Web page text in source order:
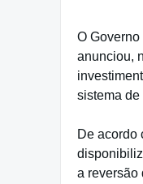
O
anunciou,
sistema de
De acordo
a reversão